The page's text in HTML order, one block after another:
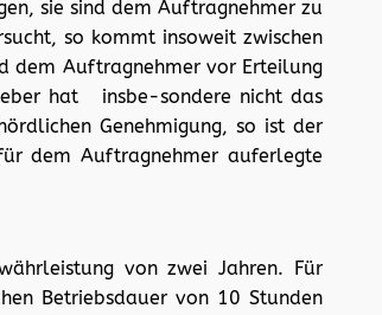
sie sind dem Auftragnehmer zu
so kommt insoweit zwischen
dem Auftragnehmer vor Erteilung
hat insbe-sondere nicht das
Genehmigung, so ist der
dem Auftragnehmer auferlegte
von zwei Jahren. Für
Betriebsdauer von 10 Stunden